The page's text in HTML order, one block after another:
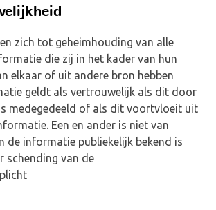
zich tot geheimhouding van alle
die zij in het kader van hun
elkaar of uit andere bron hebben
geldt als vertrouwelijk als dit door
medegedeeld of als dit voortvloeit uit
Een en ander is niet van
de informatie publiekelijk bekend is
schending van de